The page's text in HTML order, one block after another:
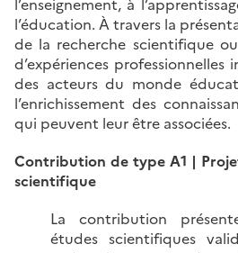
l’enseignement, à
l’éducation. À travers la
de la recherche scientifique
d’expériences professionnelles
des acteurs du monde
l’enrichissement des
qui peuvent leur être associées.
Contribution de type A1 |
scientifique
La contribution
études scientifiques